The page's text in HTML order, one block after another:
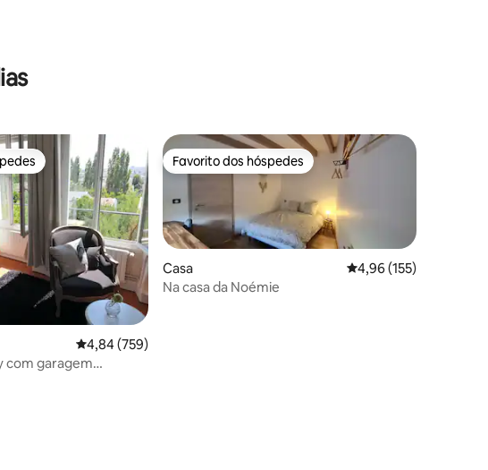
estrelas, 230avaliações
Classificação média de 4,84 em 5 estrelas, 759avaliações
4,84 (759)
com garagem
Favorito dos hóspedes
Favorito dos hóspedes
Casa Classificação média
4,96 (155)
Na casa da Noémie